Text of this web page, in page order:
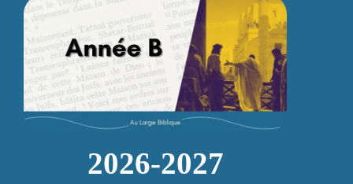
2026-2027